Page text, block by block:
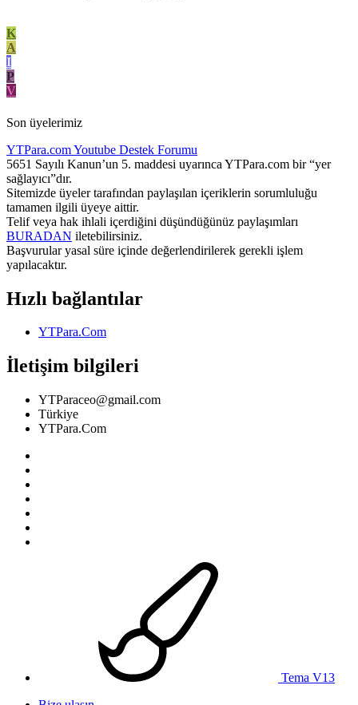
K
A
I
P
V
Son üyelerimiz
YTPara.comYoutube Destek Forumu
5651 Sayılı Kanun’un 5. maddesi uyarınca YTPara.com bir “yer
sağlayıcı”dır.
Sitemizde üyeler tarafından paylaşılan içeriklerin sorumluluğu
tamamen ilgili üyeye aittir.
Telif veya hak ihlali içerdiğini düşündüğünüz paylaşımları
BURADAN iletebilirsiniz.
Başvurular yasal süre içinde değerlendirilerek gerekli işlem
yapılacaktır.
Hızlı bağlantılar
YTPara.Com
İletişim bilgileri
YTParaceo@gmail.com
Türkiye
YTPara.Com
Tema V13